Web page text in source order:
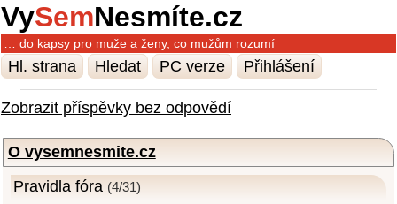
VySemNesmíte.cz
… do kapsy pro muže a ženy, co mužům rozumí
Hl. strana Hledat PC verze Přihlášení
Zobrazit příspěvky bez odpovědí
O vysemnesmite.cz
Pravidla fóra (4/31)